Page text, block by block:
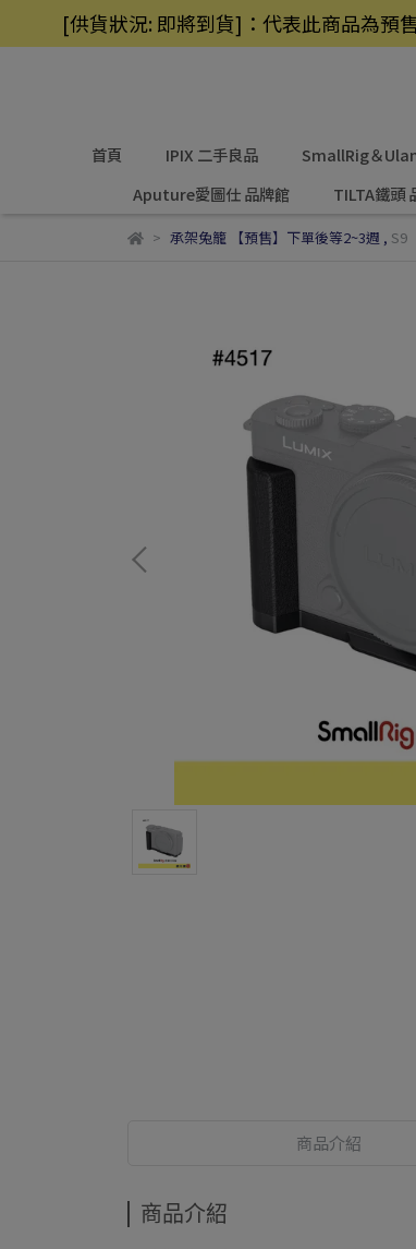
[供貨狀況: 即將到貨]：代表此商品為預
首頁 IPIX 二手良品 SmallRig＆
Aputure愛圖仕 品牌館
TILTA鐵頭
承架兔籠 【預售】下單後等2~3週 , S9
商品介紹
商品介紹